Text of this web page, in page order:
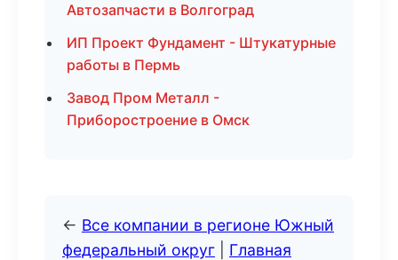
Автозапчасти в Волгоград
ИП Проект Фундамент - Штукатурные
работы в Пермь
Завод Пром Металл -
Приборостроение в Омск
← Все компании в регионе Южный
федеральный округ
Главная